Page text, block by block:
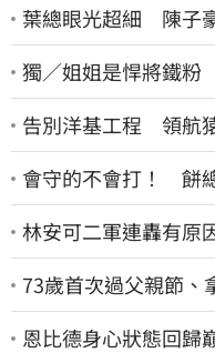
葉總眼光超細 陳子
獨／姐姐是悍將鐵
告別洋基工程 領航
會守的不會打！ 餅
林安可二軍連轟有
73歲首次過父親節
今天好多人來幫我慶
恩比德身心狀態回